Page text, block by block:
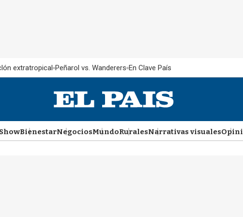
extratropical Peñarol vs. Wanderers En Clave País
BienestarNegociosMundoRuralesNarrativas visuales